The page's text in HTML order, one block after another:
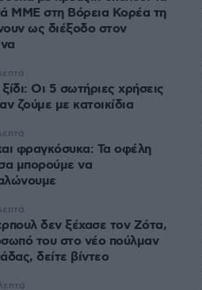
ΜΜΕ στη Βόρεια Κορέα τη
ως διέξοδο στον
Οι 5 σωτήριες χρήσεις
ζούμε με κατοικίδια
φραγκόσυκα: Τα οφέλη
μπορούμε να
δεν ξέχασε τον Ζότα,
του στο νέο πούλμαν
δείτε βίντεο